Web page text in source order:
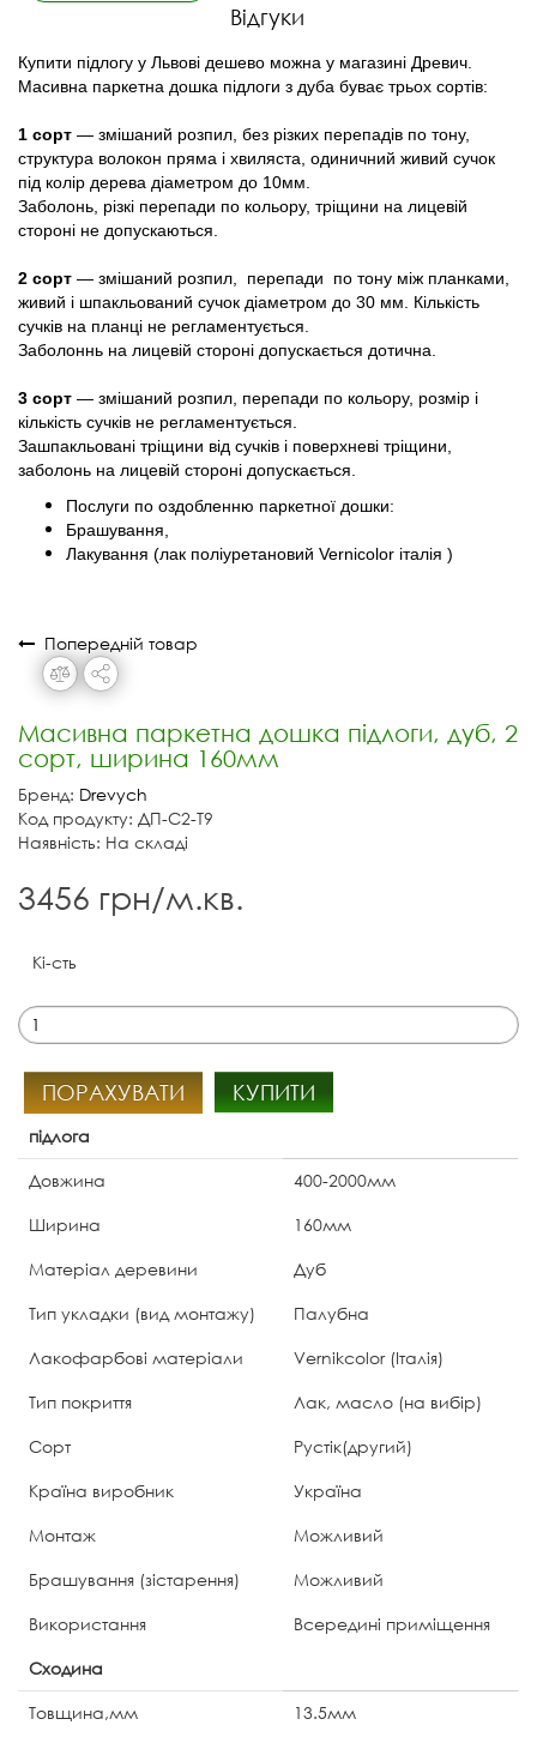
Відгуки
Купити підлогу у Львові дешево можна у магазині Древич.
Масивна паркетна дошка підлоги з дуба буває трьох сортів:
1 сорт — змішаний розпил, без різких перепадів по тону,
структура волокон пряма і хвиляста, одиничний живий сучок
під колір дерева діаметром до 10мм.
Заболонь, різкі перепади по кольору, тріщини на лицевій
стороні не допускаються.
2 сорт — змішаний розпил, перепади по тону між планками,
живий і шпакльований сучок діаметром до 30 мм. Кількість
сучків на планці не регламентується.
Заболоннь на лицевій стороні допускається дотична.
3 сорт — змішаний розпил, перепади по кольору, розмір і
кількість сучків не регламентується.
Зашпакльовані тріщини від сучків і поверхневі тріщини,
заболонь на лицевій стороні допускається.
Послуги по оздобленню паркетної дошки:
Брашування,
Лакування (лак поліуретановий Vernicolor італія )
Попередній товар
Масивна паркетна дошка підлоги, дуб, 2
сорт, ширина 160мм
Бренд: Drevych
Код продукту: ДП-С2-Т9
Наявність: На складі
3456 грн/м.кв.
Кі-сть
ПОРАХУВАТИ КУПИТИ
підлога
Довжина
400-2000мм
Ширина
160мм
Матеріал деревини
Дуб
Тип укладки (вид монтажу)
Палубна
Лакофарбові матеріали
Vernikcolor (Італія)
Тип покриття
Лак, масло (на вибір)
Сорт
Рустік(другий)
Країна виробник
Україна
Монтаж
Можливий
Брашування (зістарення)
Можливий
Використання
Всередині приміщення
Сходина
Товщина,мм
13.5мм